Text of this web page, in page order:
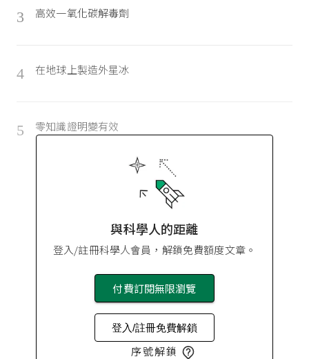
3 高效一氧化碳解毒劑
4 在地球上製造外星冰
5 零知識證明變有效
與科學人的距離
登入/註冊科學人會員，解鎖免費額度文章。
付費訂閱無限瀏覽
登入/註冊免費解鎖
序號解鎖